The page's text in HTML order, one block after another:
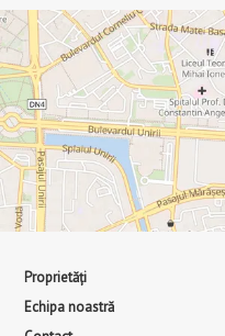
Proprietăți
Echipa noastră